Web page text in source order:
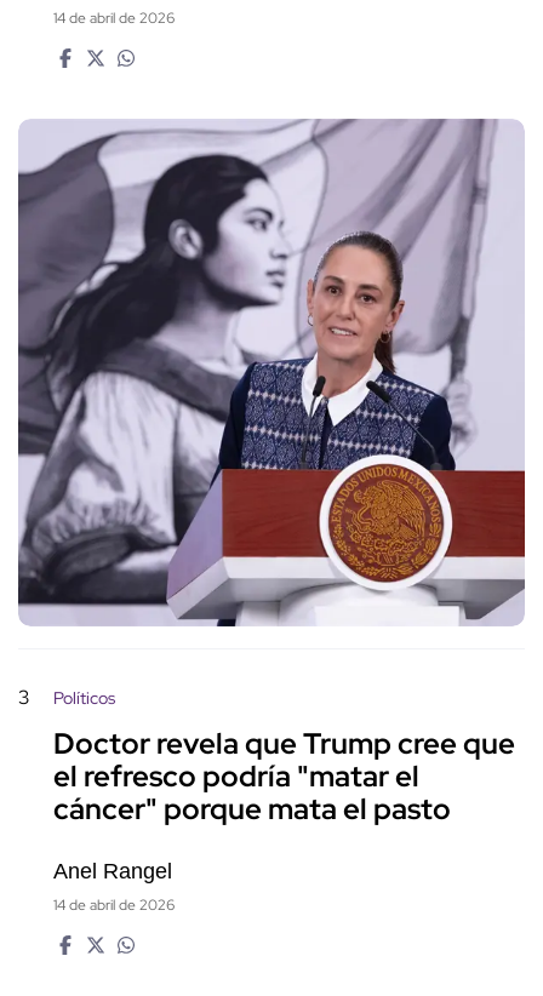
14 de abril de 2026
3 Políticos
Doctor revela que Trump cree que
el refresco podría "matar el
cáncer" porque mata el pasto
Anel Rangel
14 de abril de 2026